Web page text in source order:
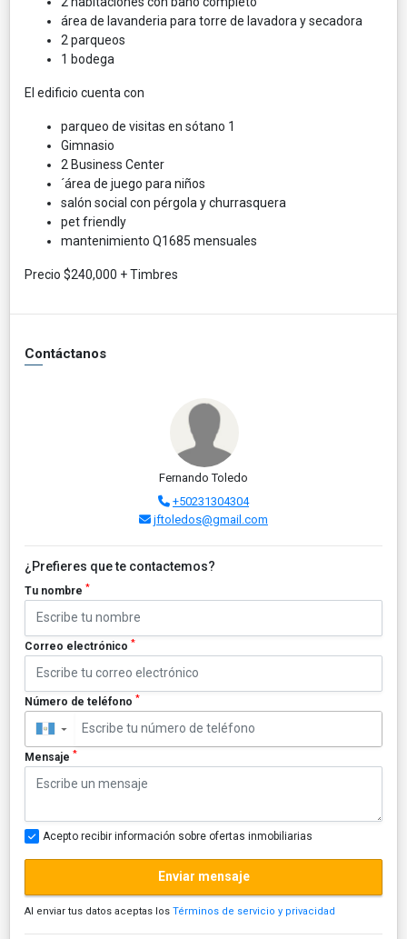
área de lavanderia para torre de lavadora y secadora
2 parqueos
1 bodega
El edificio cuenta con
parqueo de visitas en sótano 1
Gimnasio
2 Business Center
´área de juego para niños
salón social con pérgola y churrasquera
pet friendly
mantenimiento Q1685 mensuales
Precio $240,000 + Timbres
Contáctanos
Fernando Toledo
+50231304304
jftoledos@gmail.com
¿Prefieres que te contactemos?
Tu nombre *
Correo electrónico *
Número de teléfono *
▼
Mensaje *
Acepto recibir información sobre ofertas inmobiliarias
Enviar mensaje
Al enviar tus datos aceptas los Términos de servicio y privacidad